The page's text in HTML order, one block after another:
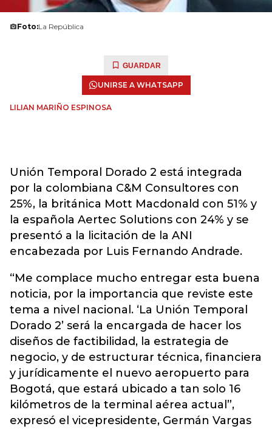
Foto:La República
GUARDAR
UNIRSE A WHATSAPP
LILIAN MARIÑO ESPINOSA
Unión Temporal Dorado 2 está integrada
por la colombiana C&M Consultores con
25%, la británica Mott Macdonald con 51% y
la española Aertec Solutions con 24% y se
presentó a la licitación de la ANI
encabezada por Luis Fernando Andrade.
“Me complace mucho entregar esta buena
noticia, por la importancia que reviste este
tema a nivel nacional. ‘La Unión Temporal
Dorado 2’ será la encargada de hacer los
diseños de factibilidad, la estrategia de
negocio, y de estructurar técnica, financiera
y jurídicamente el nuevo aeropuerto para
Bogotá, que estará ubicado a tan solo 16
kilómetros de la terminal aérea actual”,
expresó el vicepresidente, Germán Vargas